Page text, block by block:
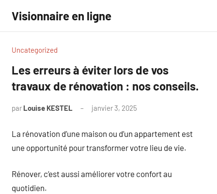
contenu
Visionnaire en ligne
Uncategorized
Les erreurs à éviter lors de vos
travaux de rénovation : nos conseils.
par Louise KESTEL janvier 3, 2025
La rénovation d’une maison ou d’un appartement est
une opportunité pour transformer votre lieu de vie.
Rénover, c’est aussi améliorer votre confort au
quotidien.